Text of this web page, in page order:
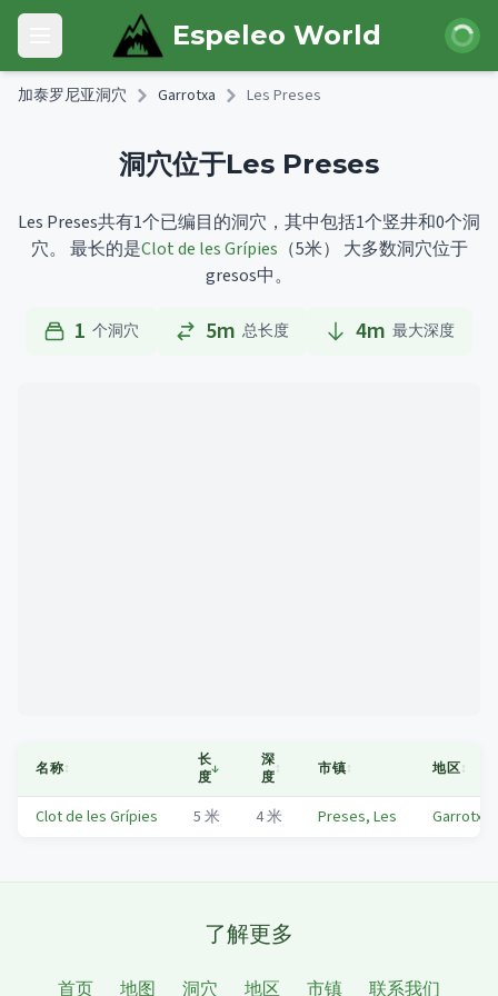
Skip to main content
Open main menu Espeleo World 登录
加泰罗尼亚洞穴 Garrotxa Les Preses
洞穴位于Les Preses
Les Preses共有1个已编目的洞穴，其中包括1个竖井和0个洞
穴。
最长的是Clot de les Grípies （5米）
大多数洞穴位于
gresos中。
1 个洞穴 5m 总长度 4m 最大深度
名称↕
长
度↓
深
度↕ 市镇↕ 地区↕
Clot de les Grípies 5 米 4米 Preses, Les Garrotxa
了解更多
首页 地图 洞穴 地区 市镇 联系我们